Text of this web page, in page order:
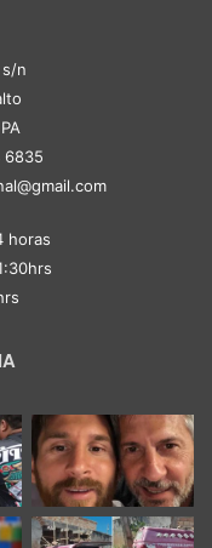
n
6835
horas